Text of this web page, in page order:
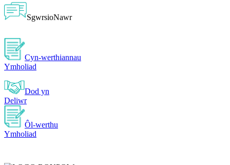
SgwrsioNawr
Cyn-werthiannau
Ymholiad
Dod yn
Deliwr
Ôl-werthu
Ymholiad